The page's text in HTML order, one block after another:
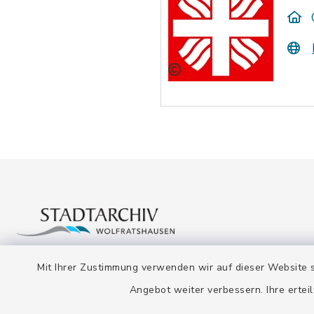
Mit Ihrer Zustimmung verwenden wir auf dieser
Angebot weiter verbessern. Ihre
Stadtarchiv